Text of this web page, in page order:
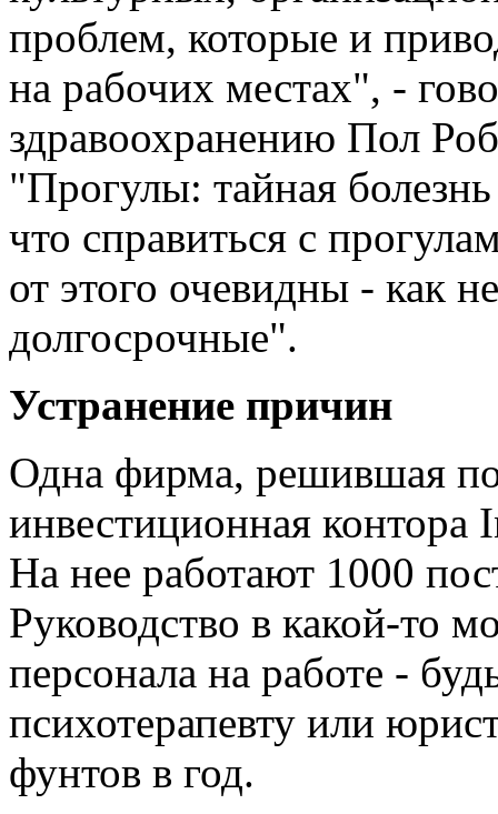
проблем, которые и
на рабочих местах", -
здравоохранению Пол
"Прогулы: тайная
что справиться с
от этого очевидны - как
долгосрочные".
Устранение причин
Одна фирма, решившая
инвестиционная контора
На нее работают 1000
Руководство в какой-то
персонала на работе -
психотерапевту или
фунтов в год.